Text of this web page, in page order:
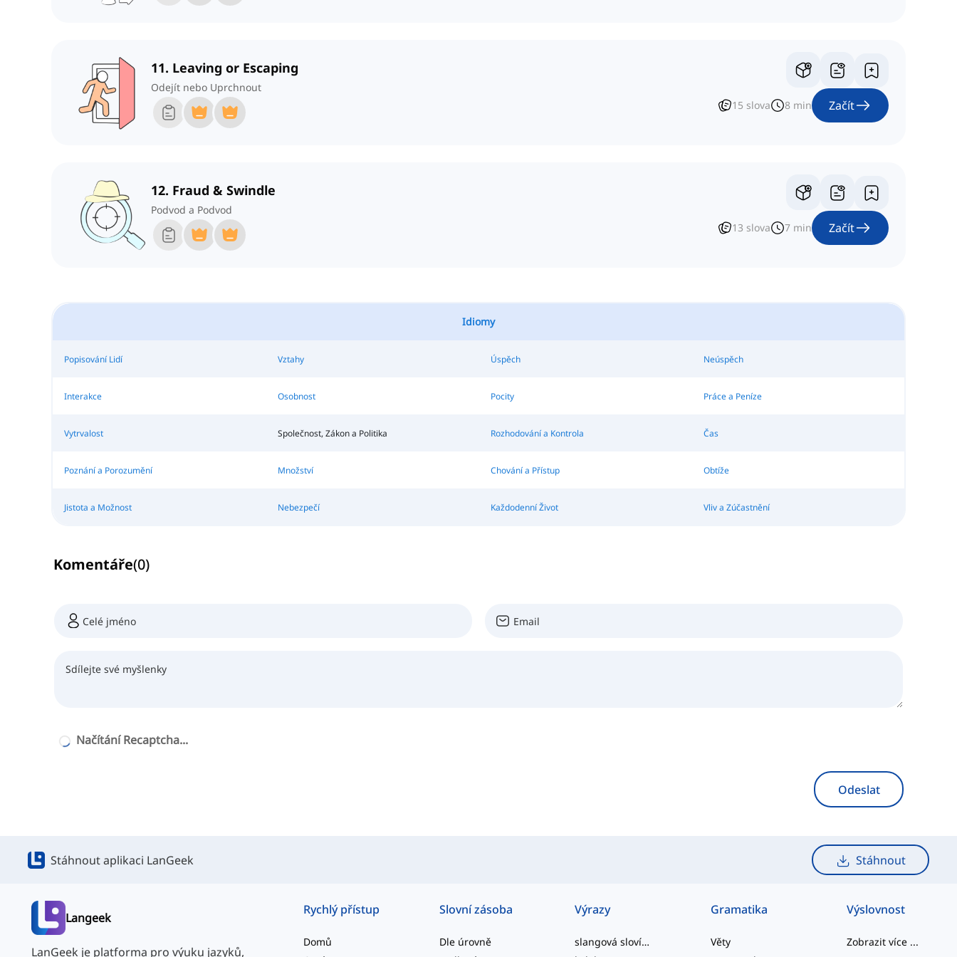
11. Leaving or Escaping
Odejít nebo Uprchnout
15 slova 8 min Začít
12. Fraud & Swindle
Podvod a Podvod
13 slova 7 min Začít
Idiomy
Popisování Lidí Vztahy Úspěch Neúspěch
Interakce Osobnost Pocity Práce a Peníze
Vytrvalost Společnost, Zákon a Politika Rozhodování a Kontrola Čas
Poznání a Porozumění Množství Chování a Přístup Obtíže
Jistota a Možnost Nebezpečí Každodenní Život Vliv a Zúčastnění
Komentáře(0)
Načítání Recaptcha...
Odeslat
Stáhnout aplikaci LanGeek Stáhnout
Langeek
LanGeek je platforma pro výuku jazyků,
Rychlý přístup
Domů
Slovní zásoba
Dle úrovně
Výrazy
slangová slovíčka
Gramatika
Věty
Výslovnost
Zobrazit více ...